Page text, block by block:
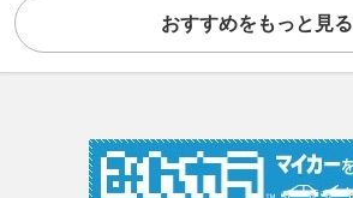
おすすめをもっと見る